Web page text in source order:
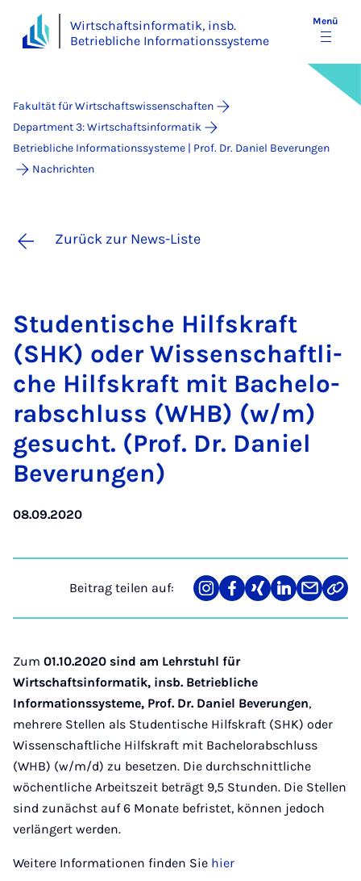
Wirtschaftsinformatik, insb.
Betriebliche Informationssysteme
Menü
Fakultät für Wirtschaftswissenschaften
Department 3: Wirtschaftsinformatik
Betriebliche Informationssysteme | Prof. Dr. Daniel Beverungen
Nachrichten
Zurück zur News-Liste
Stu­den­ti­sche Hilfs­kraft
(SHK) oder Wis­sen­schaft­li­
che Hilfs­kraft mit Ba­che­lo­
rab­schluss (WHB) (w/m)
ge­sucht. (Prof. Dr. Da­ni­el
Be­ver­un­gen)
08.09.2020
Beitrag teilen auf:
Teilen
auf
Teilen
auf
Teilen
auf
Teilen
auf
Teilen
über
Link
Zum 01.10.2020 sind am Lehrstuhl für
Wirtschaftsinformatik, insb. Betriebliche
Informationssysteme, Prof. Dr. Daniel Beverungen,
mehrere Stellen als Studentische Hilfskraft (SHK) oder
Wissenschaftliche Hilfskraft mit Bachelorabschluss
(WHB) (w/m/d) zu besetzen. Die durchschnittliche
wöchentliche Arbeitszeit beträgt 9,5 Stunden. Die Stellen
sind zunächst auf 6 Monate befristet, können jedoch
verlängert werden.
Weitere Informationen finden Sie hier